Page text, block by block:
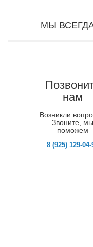
МЫ
нам
Возникли
Звоните, мы
поможем
8 (925) 129-04-